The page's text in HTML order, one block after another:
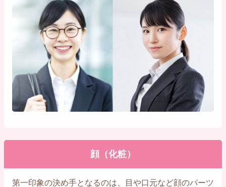
顔（化粧）
第一印象の決め手となるのは、目や口元など顔のパーツ